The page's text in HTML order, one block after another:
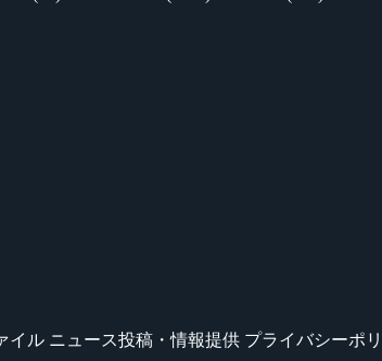
イル ニュース投稿・情報提供 プライバシーポ